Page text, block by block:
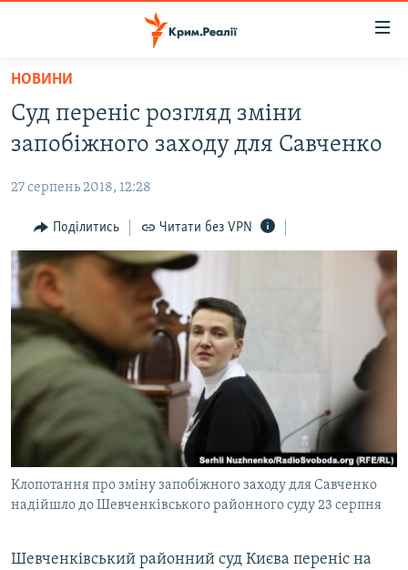
Перейти
основного
матеріалу
до
навігації
Перейти
до
пошуку
ВОДА.КРИМ
ПОЛІТИКА
БЛОГИ
ПОГЛЯД
ІНТЕРВ'Ю
ВСЕ ЗА ДЕНЬ
СПЕЦПРОЕКТИ
ДЕПОРТАЦІЯ
ВІДЕОУРОКИ «ELIFBE»
СВІДЧЕННЯ ОКУПАЦІЇ
УКРАЇНСЬКА ПРОБЛЕМА КРИМУ
ЯК ОБІЙТИ БЛОКУВАННЯ
Русский
Qırımtatar
НОВИНИ
Суд переніс розгляд зміни
запобіжного заходу для Савченко
27 серпень 2018, 12:28
Поділитись Читати без VPN
Клопотання про зміну запобіжного заходу для Савченко
надійшло до Шевченківського районного суду 23 серпня
Шевченківський районний суд Києва переніс на